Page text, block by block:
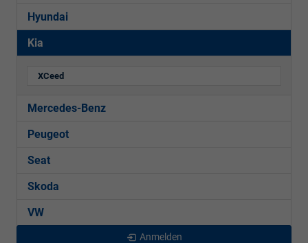
Hyundai
Kia
XCeed
Mercedes-Benz
Peugeot
Seat
Skoda
VW
Anmelden